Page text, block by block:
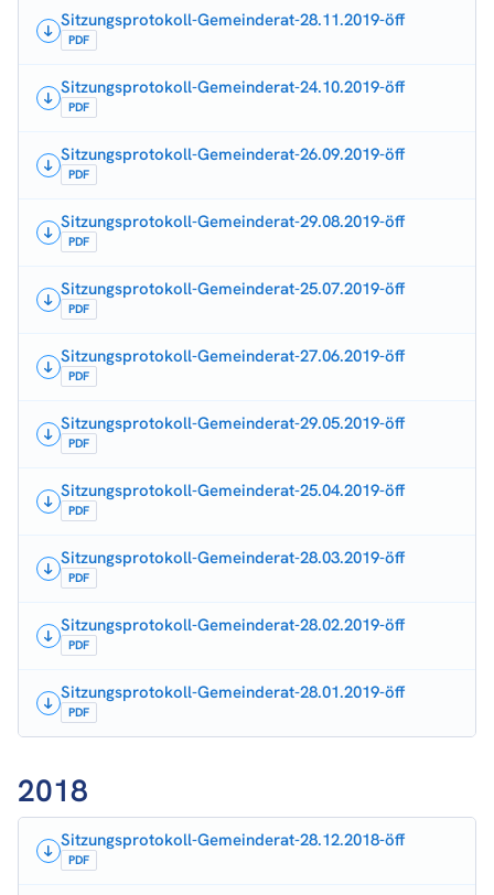
Sitzungsprotokoll-Gemeinderat-28.11.2019-öff
PDF
Sitzungsprotokoll-Gemeinderat-24.10.2019-öff
PDF
Sitzungsprotokoll-Gemeinderat-26.09.2019-öff
PDF
Sitzungsprotokoll-Gemeinderat-29.08.2019-öff
PDF
Sitzungsprotokoll-Gemeinderat-25.07.2019-öff
PDF
Sitzungsprotokoll-Gemeinderat-27.06.2019-öff
PDF
Sitzungsprotokoll-Gemeinderat-29.05.2019-öff
PDF
Sitzungsprotokoll-Gemeinderat-25.04.2019-öff
PDF
Sitzungsprotokoll-Gemeinderat-28.03.2019-öff
PDF
Sitzungsprotokoll-Gemeinderat-28.02.2019-öff
PDF
Sitzungsprotokoll-Gemeinderat-28.01.2019-öff
PDF
2018
Sitzungsprotokoll-Gemeinderat-28.12.2018-öff
PDF